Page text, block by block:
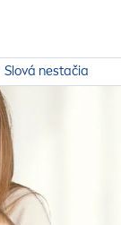
Slová nestačia